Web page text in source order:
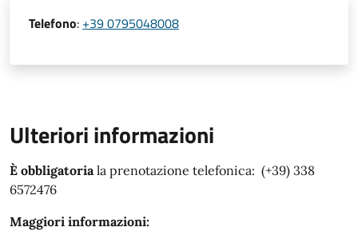
Telefono: +39 0795048008
Ulteriori informazioni
È obbligatoriala prenotazione telefonica: (+39) 338
6572476
Maggiori informazioni: